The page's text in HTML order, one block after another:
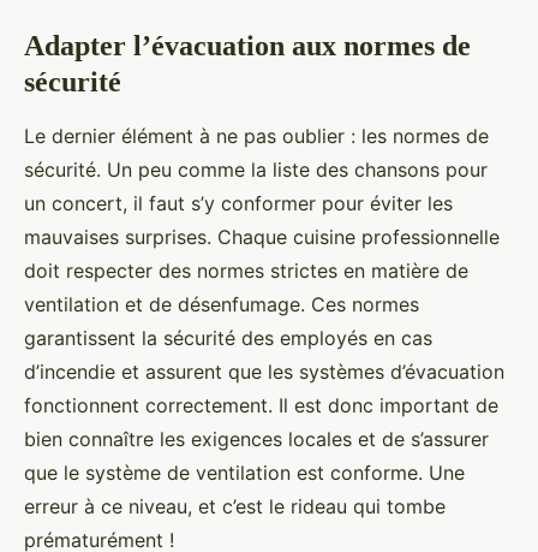
Adapter l’évacuation aux normes de
sécurité
Le dernier élément à ne pas oublier : les normes de
sécurité. Un peu comme la liste des chansons pour
un concert, il faut s’y conformer pour éviter les
mauvaises surprises. Chaque cuisine professionnelle
doit respecter des normes strictes en matière de
ventilation et de désenfumage. Ces normes
garantissent la sécurité des employés en cas
d’incendie et assurent que les systèmes d’évacuation
fonctionnent correctement. Il est donc important de
bien connaître les exigences locales et de s’assurer
que le système de ventilation est conforme. Une
erreur à ce niveau, et c’est le rideau qui tombe
prématurément !